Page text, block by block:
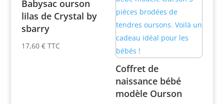
Babysac ourson
lilas de Crystal by
sbarry
17,60 € TTC
Coffret de
naissance bébé
modèle Ourson